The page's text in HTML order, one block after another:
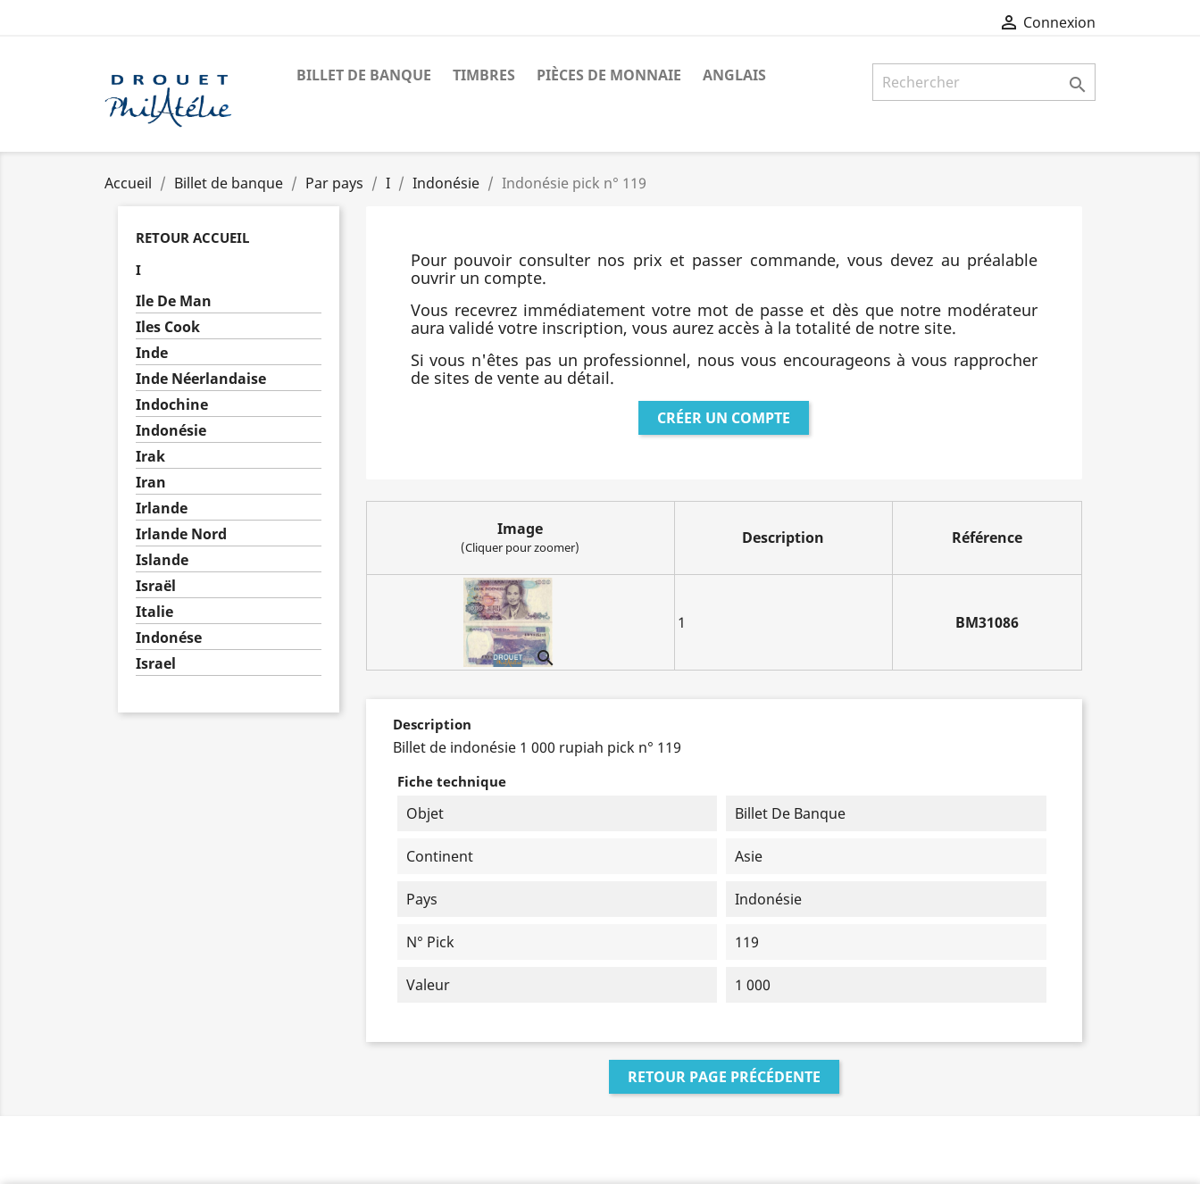
 Connexion

BILLET DE BANQUE TIMBRES PIÈCES DE MONNAIE ANGLAIS
Accueil Billet de banque Par pays I Indonésie Indonésie pick n° 119
RETOUR ACCUEIL
I
Ile De Man
Iles Cook
Inde
Inde Néerlandaise
Indochine
Indonésie
Irak
Iran
Irlande
Irlande Nord
Islande
Israël
Italie
Indonése
Israel
Pour pouvoir consulter nos prix et passer commande, vous devez au préalable
ouvrir un compte.
Vous recevrez immédiatement votre mot de passe et dès que notre modérateur
aura validé votre inscription, vous aurez accès à la totalité de notre site.
Si vous n'êtes pas un professionnel, nous vous encourageons à vous rapprocher
de sites de vente au détail.
CRÉER UN COMPTE
Image
(Cliquer pour zoomer) Description Référence

1 BM31086
Description
Billet de indonésie 1 000 rupiah pick n° 119
Fiche technique
Objet Billet De Banque
Continent Asie
Pays Indonésie
N° Pick 119
Valeur 1 000
RETOUR PAGE PRÉCÉDENTE